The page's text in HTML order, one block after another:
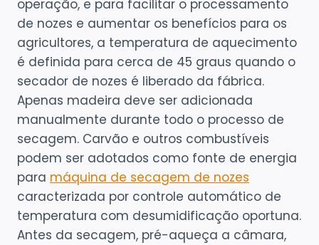
operação, e para facilitar o processamento
de nozes e aumentar os benefícios para os
agricultores, a temperatura de aquecimento
é definida para cerca de 45 graus quando o
secador de nozes é liberado da fábrica.
Apenas madeira deve ser adicionada
manualmente durante todo o processo de
secagem. Carvão e outros combustíveis
podem ser adotados como fonte de energia
para máquina de secagem de nozes
caracterizada por controle automático de
temperatura com desumidificação oportuna.
Antes da secagem, pré-aqueça a câmara,